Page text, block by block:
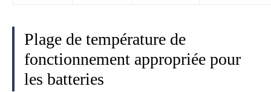
Plage de température de
fonctionnement appropriée pour
les batteries